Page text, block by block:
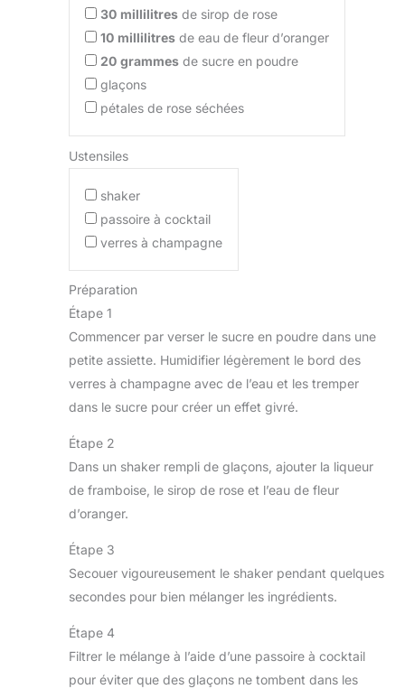
30 millilitres de sirop de rose
10 millilitres de eau de fleur d’oranger
20 grammes de sucre en poudre
glaçons
pétales de rose séchées
Ustensiles
shaker
passoire à cocktail
verres à champagne
Préparation
Étape 1
Commencer par verser le sucre en poudre dans une
petite assiette. Humidifier légèrement le bord des
verres à champagne avec de l’eau et les tremper
dans le sucre pour créer un effet givré.
Étape 2
Dans un shaker rempli de glaçons, ajouter la liqueur
de framboise, le sirop de rose et l’eau de fleur
d’oranger.
Étape 3
Secouer vigoureusement le shaker pendant quelques
secondes pour bien mélanger les ingrédients.
Étape 4
Filtrer le mélange à l’aide d’une passoire à cocktail
pour éviter que des glaçons ne tombent dans les